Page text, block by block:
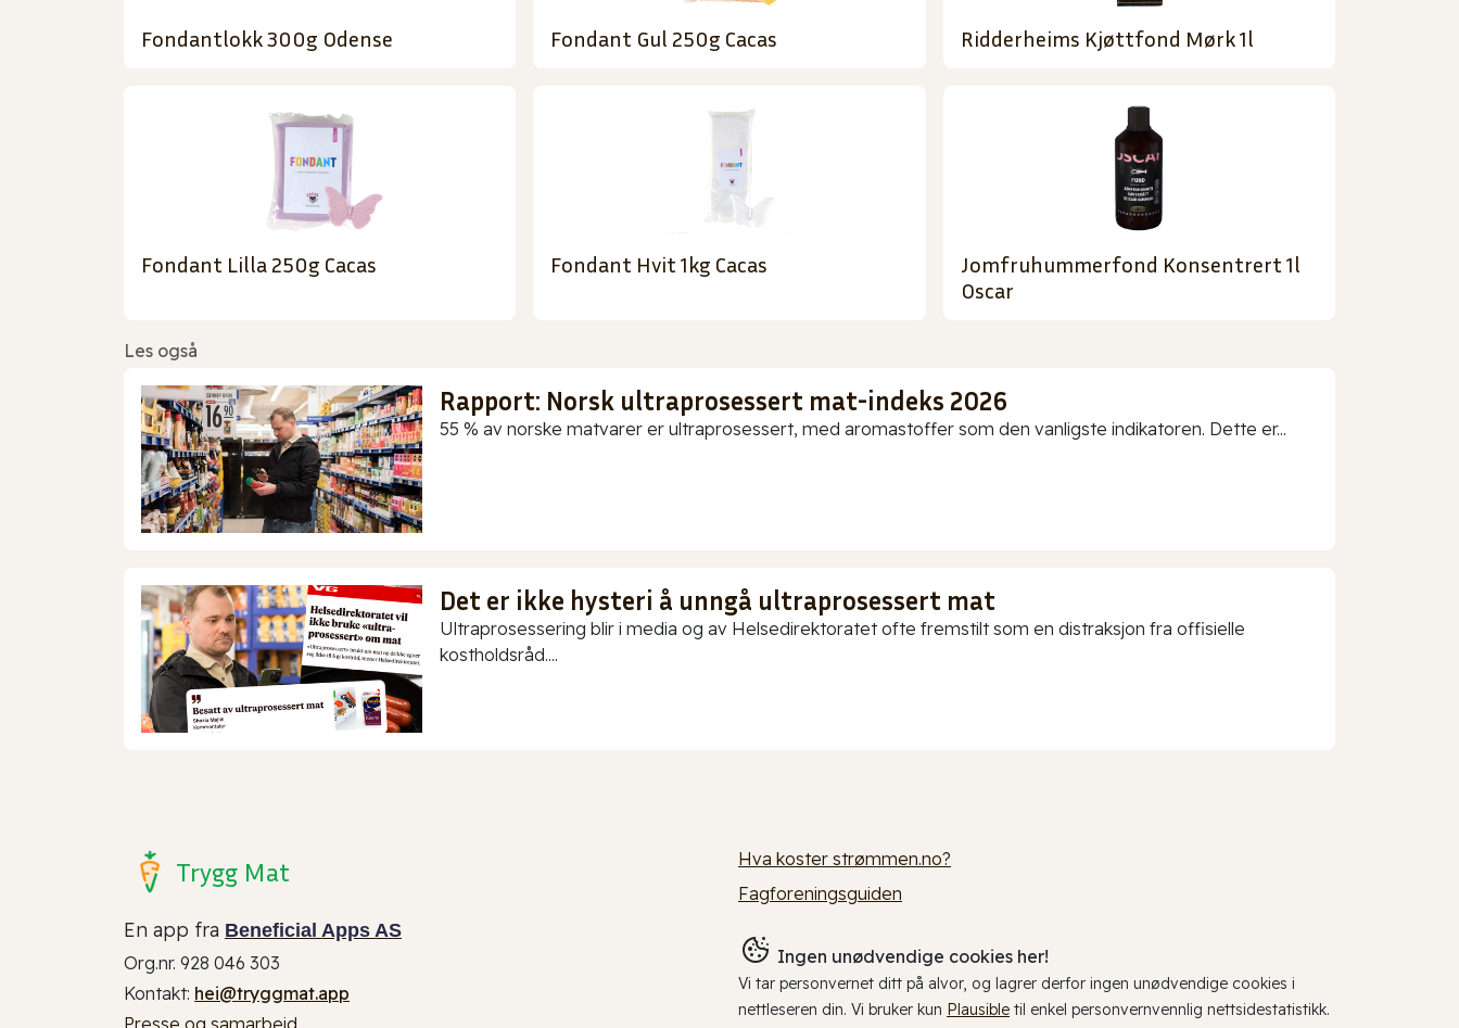
Fondantlokk 300g Odense Fondant Gul 250g Cacas Ridderheims Kjøttfond Mørk 1l
Fondant Lilla 250g Cacas Fondant Hvit 1kg Cacas
Jomfruhummerfond Konsentrert 1l
Oscar
Les også
Rapport: Norsk ultraprosessert mat-indeks 2026
55 % av norske matvarer er ultraprosessert, med aromastoffer som den vanligste indikatoren. Dette er...
Det er ikke hysteri å unngå ultraprosessert mat
Ultraprosessering blir i media og av Helsedirektoratet ofte fremstilt som en distraksjon fra offisielle
kostholdsråd....
Trygg Mat
En app fra Beneficial Apps AS
Org.nr. 928 046 303
Kontakt: hei@tryggmat.app
Hva koster strømmen.no?
Fagforeningsguiden
Ingen unødvendige cookies her!
Vi tar personvernet ditt på alvor, og lagrer derfor ingen unødvendige cookies i
nettleseren din. Vi bruker kun Plausible til enkel personvernvennlig nettsidestatistikk.